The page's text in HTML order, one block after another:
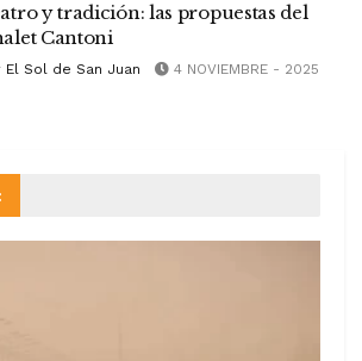
y tradición: las propuestas del
Cantoni
El Sol de San Juan
4 NOVIEMBRE - 2025